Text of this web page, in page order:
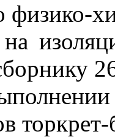
физико-